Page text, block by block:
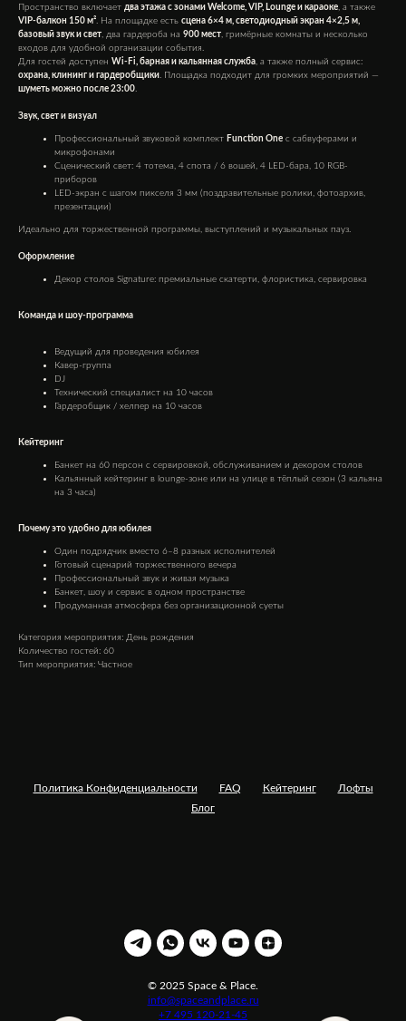
Пространство включает два этажа с зонами Welcome, VIP, Lounge и караоке, а также
VIP-балкон 150 м². На площадке есть сцена 6×4 м, светодиодный экран 4×2,5 м,
базовый звук и свет, два гардероба на 900 мест, гримёрные комнаты и несколько
входов для удобной организации события.
Для гостей доступен Wi-Fi, барная и кальянная служба, а также полный сервис:
охрана, клининг и гардеробщики. Площадка подходит для громких мероприятий —
шуметь можно после 23:00.
Звук, свет и визуал
Профессиональный звуковой комплект Function One с сабвуферами и
микрофонами
Сценический свет: 4 тотема, 4 спота / 6 вошей, 4 LED-бара, 10 RGB-
приборов
LED-экран с шагом пикселя 3 мм (поздравительные ролики, фотоархив,
презентации)
Идеально для торжественной программы, выступлений и музыкальных пауз.
Оформление
Декор столов Signature: премиальные скатерти, флористика, сервировка
Команда и шоу-программа
Ведущий для проведения юбилея
Кавер-группа
DJ
Технический специалист на 10 часов
Гардеробщик / хелпер на 10 часов
Кейтеринг
Банкет на 60 персон с сервировкой, обслуживанием и декором столов
Кальянный кейтеринг в lounge-зоне или на улице в тёплый сезон (3 кальяна
на 3 часа)
Почему это удобно для юбилея
Один подрядчик вместо 6–8 разных исполнителей
Готовый сценарий торжественного вечера
Профессиональный звук и живая музыка
Банкет, шоу и сервис в одном пространстве
Продуманная атмосфера без организационной суеты
Категория мероприятия: День рождения
Количество гостей: 60
Тип мероприятия: Частное
Политика Конфиденциальности FAQ Кейтеринг
Лофты
Блог
© 2025 Space & Place.
info@spaceandplace.ru
+7 495 120-21-45